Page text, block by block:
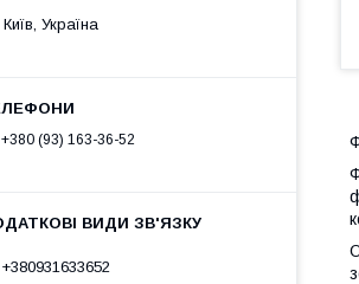
Київ, Україна
+380 (93) 163-36-52
+380931633652